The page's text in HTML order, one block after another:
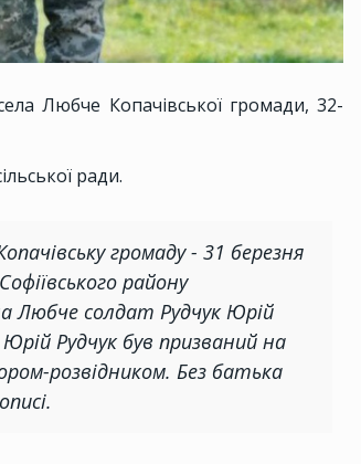
Любче Копачівської громади, 32-
ради.
громаду - 31 березня
району
Любче солдат Рудчук Юрій
Рудчук був призваний на
розвідником. Без батька